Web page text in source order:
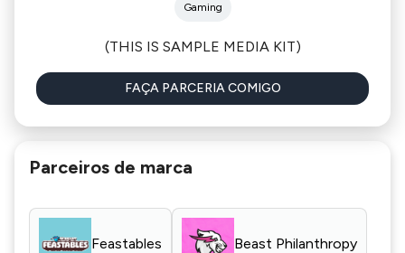
Gaming
(THIS IS SAMPLE MEDIA KIT)
FAÇA PARCERIA COMIGO
Parceiros de marca
Feastables Beast Philanthropy